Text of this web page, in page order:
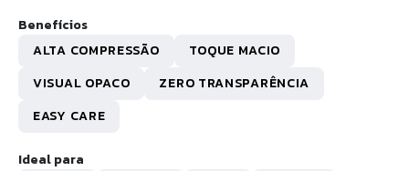
Benefícios
ALTA COMPRESSÃO
TOQUE MACIO
VISUAL OPACO
ZERO TRANSPARÊNCIA
EASY CARE
Ideal para